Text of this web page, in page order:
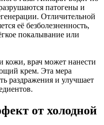
патогены и
Отличительной
её безболезненность,
покалывание или
кожи, врач может нанести
крем. Эта мера
раздражения и улучшает
от холодной